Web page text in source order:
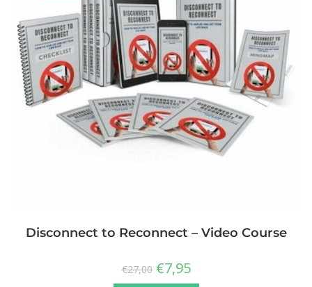
Disconnect to Reconnect – Video Course
€27,00 €7,95